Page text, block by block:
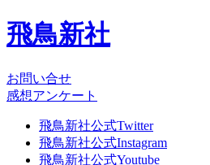
飛鳥新社
お問い合せ
感想アンケート
飛鳥新社公式Twitter
飛鳥新社公式Instagram
飛鳥新社公式Youtube